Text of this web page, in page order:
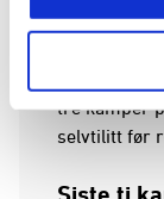
I begge de
Sandefjord
til 2–2 mot
tre kamper
selvtilitt før